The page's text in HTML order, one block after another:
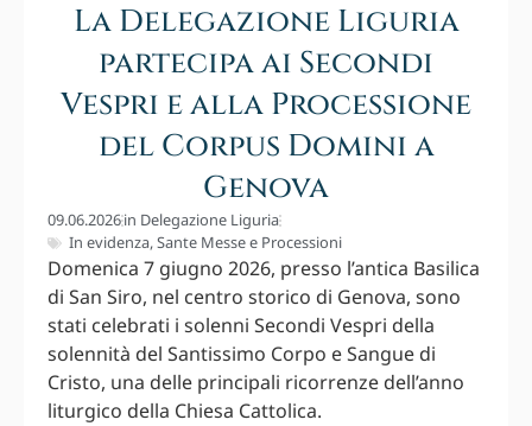
La Delegazione Liguria
partecipa ai Secondi
Vespri e alla Processione
del Corpus Domini a
Genova
09.06.2026in Delegazione Liguria
In evidenza,Sante Messe e Processioni
Domenica 7 giugno 2026, presso l’antica Basilica
di San Siro, nel centro storico di Genova, sono
stati celebrati i solenni Secondi Vespri della
solennità del Santissimo Corpo e Sangue di
Cristo, una delle principali ricorrenze dell’anno
liturgico della Chiesa Cattolica.